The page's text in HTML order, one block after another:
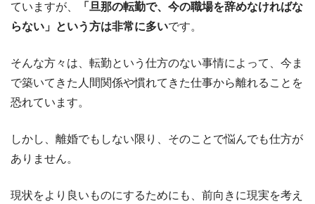
ていますが、
「旦那の転勤で、今の職場を辞めなければな
らない」という方は非常に多いです。
そんな方々は、転勤という仕方のない事情によって、今ま
で築いてきた人間関係や慣れてきた仕事から離れることを
恐れています。
しかし、離婚でもしない限り、そのことで悩んでも仕方が
ありません。
現状をより良いものにするためにも、前向きに現実を考え